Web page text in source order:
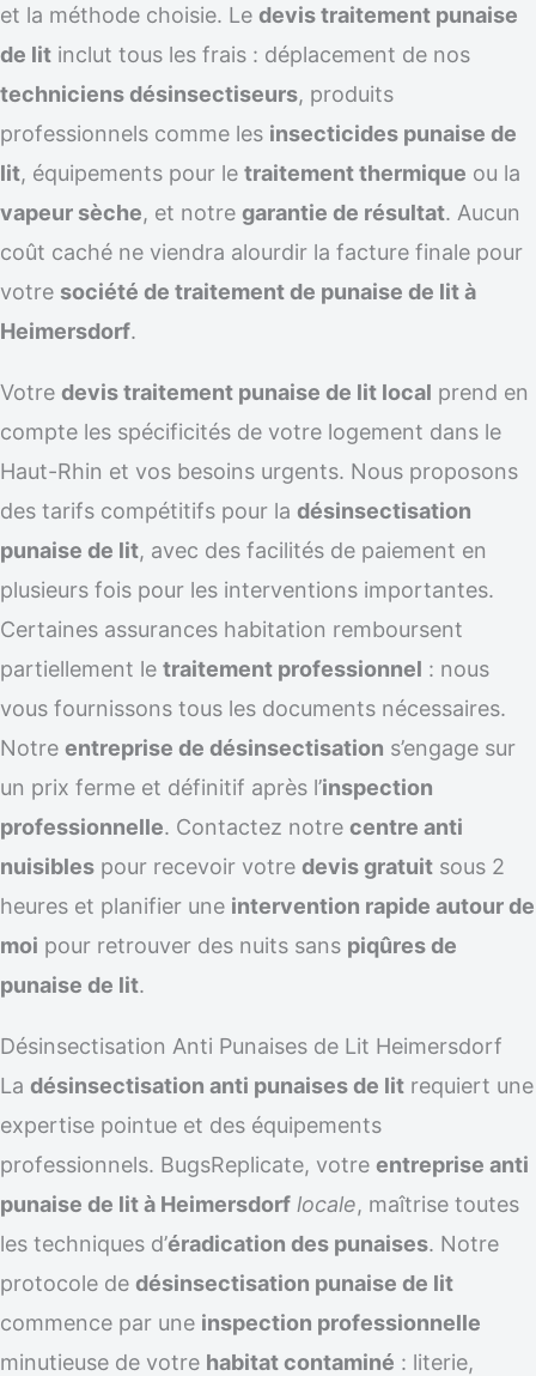
et la méthode choisie. Le devis traitement punaise
de lit inclut tous les frais : déplacement de nos
techniciens désinsectiseurs, produits
professionnels comme les insecticides punaise de
lit, équipements pour le traitement thermique ou la
vapeur sèche, et notre garantie de résultat. Aucun
coût caché ne viendra alourdir la facture finale pour
votre société de traitement de punaise de lit à
Heimersdorf.
Votre devis traitement punaise de lit local prend en
compte les spécificités de votre logement dans le
Haut-Rhin et vos besoins urgents. Nous proposons
des tarifs compétitifs pour la désinsectisation
punaise de lit, avec des facilités de paiement en
plusieurs fois pour les interventions importantes.
Certaines assurances habitation remboursent
partiellement le traitement professionnel : nous
vous fournissons tous les documents nécessaires.
Notre entreprise de désinsectisation s’engage sur
un prix ferme et définitif après l’inspection
professionnelle. Contactez notre centre anti
nuisibles pour recevoir votre devis gratuit sous 2
heures et planifier une intervention rapide autour de
moi pour retrouver des nuits sans piqûres de
punaise de lit.
Désinsectisation Anti Punaises de Lit Heimersdorf
La désinsectisation anti punaises de lit requiert une
expertise pointue et des équipements
professionnels. BugsReplicate, votre entreprise anti
punaise de lit à Heimersdorf locale, maîtrise toutes
les techniques d’éradication des punaises. Notre
protocole de désinsectisation punaise de lit
commence par une inspection professionnelle
minutieuse de votre habitat contaminé : literie,